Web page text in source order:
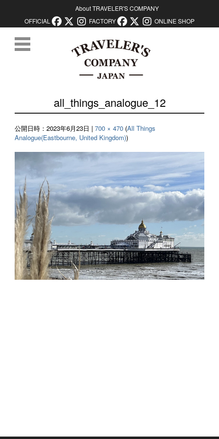
About TRAVELER'S COMPANY
OFFICIAL
FACTORY ONLINE SHOP
all_things_analogue_12
公開日時： 2023年6月23日 | 700 × 470 (All Things
Analogue(Eastbourne, United Kingdom))